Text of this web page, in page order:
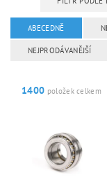
ABECEDNĚ
NEJPRODÁVANĚJŠÍ
1400 položek celkem